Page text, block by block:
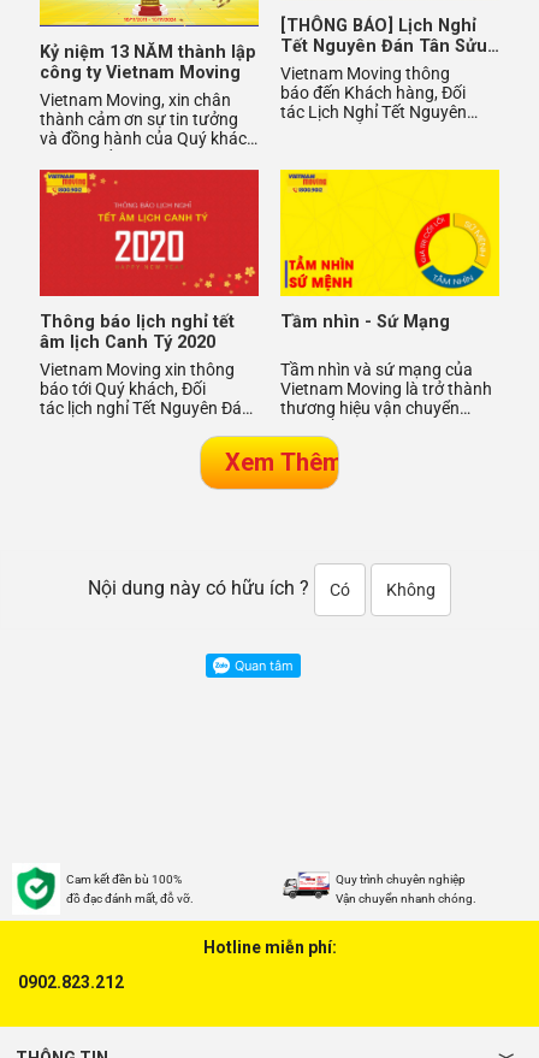
Kỷ niệm 13 NĂM thành lập
công ty Vietnam Moving
Vietnam Moving, xin chân
thành cảm ơn sự tin tưởng
và đồng hành của Quý khách
trong suốt hơn 13 năm qua
(10/11/2011 - 10/11/2024)
[THÔNG BÁO] Lịch Nghỉ
Tết Nguyên Đán Tân Sửu
2021
Vietnam Moving thông
báo đến Khách hàng, Đối
tác Lịch Nghỉ Tết Nguyên
Thông báo lịch nghỉ tết
âm lịch Canh Tý 2020
Vietnam Moving xin thông
báo tới Quý khách, Đối
tác lịch nghỉ Tết Nguyên Đán
Tầm nhìn - Sứ Mạng
Tầm nhìn và sứ mạng của
Vietnam Moving là trở thành
thương hiệu vận chuyển
chí đó là sự Uy Tín và Chất
Nội dung này có hữu ích ? Có Không
Cam kết đền bù 100%
đồ đạc đánh mất, đỗ vỡ.
Quy trình chuyên nghiệp
Vận chuyển nhanh chóng.
Hotline miễn phí:
0902.823.212